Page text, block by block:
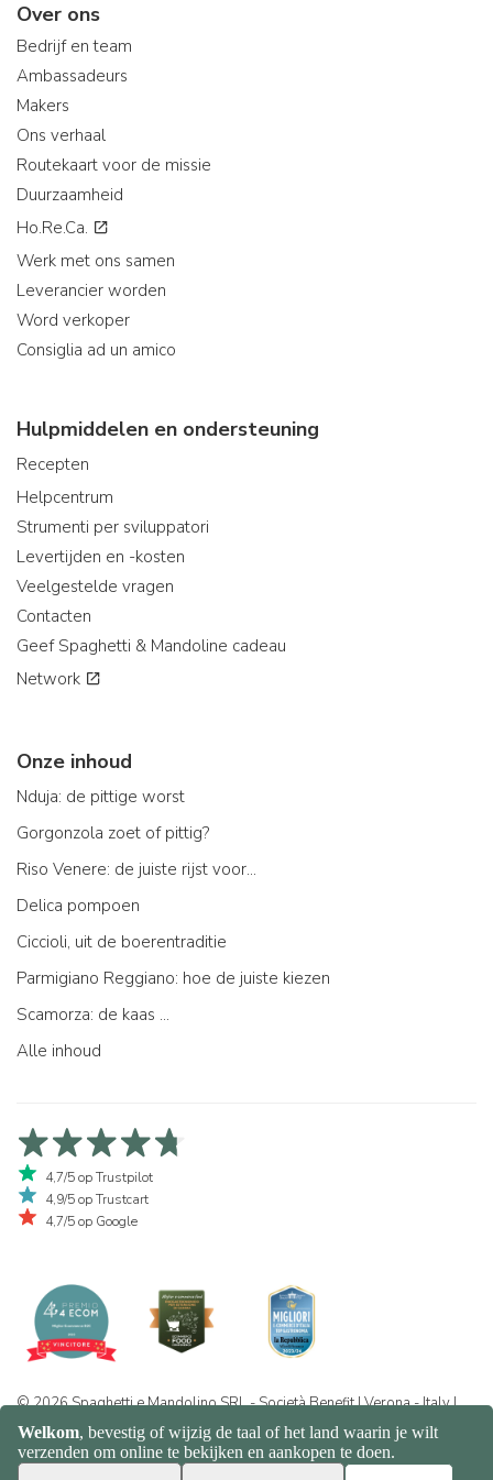
Over ons
Bedrijf en team
Ambassadeurs
Makers
Ons verhaal
Routekaart voor de missie
Duurzaamheid
Ho.Re.Ca.
Werk met ons samen
Leverancier worden
Word verkoper
Consiglia ad un amico
Hulpmiddelen en ondersteuning
Recepten
Helpcentrum
Strumenti per sviluppatori
Levertijden en -kosten
Veelgestelde vragen
Contacten
Geef Spaghetti & Mandoline cadeau
Network
Onze inhoud
Nduja: de pittige worst
Gorgonzola zoet of pittig?
Riso Venere: de juiste rijst voor...
Delica pompoen
Ciccioli, uit de boerentraditie
Parmigiano Reggiano: hoe de juiste kiezen
Scamorza: de kaas ...
Alle inhoud
4,7/5 op Trustpilot
4,9/5 op Trustcart
4,7/5 op Google
© 2026 Spaghetti e Mandolino SRL - Società Benefit | Verona - Italy |
+39 351 865 9444 | P.I. IT04913730232 | Certificazione BIO: IT-BIO-
016.380-0110744.2026.001 | REA VR-455804 |Privacy- en
cookiebeleid|Sitemap